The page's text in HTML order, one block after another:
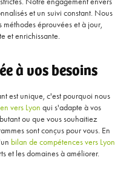
et un suivi constant. Nous
éprouvées et à jour,
et enrichissante.
à vos besoins
est unique, c'est pourquoi nous
vers Lyon qui s'adapte à vos
ou que vous souhaitiez
sont conçus pour vous. En
bilan de compétences vers Lyon
et les domaines à améliorer.